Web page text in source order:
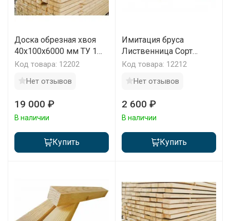
Доска обрезная хвоя
40х100х6000 мм ТУ 1
сорт 1 м3
Код товара: 12202
Нет отзывов
19 000 ₽
В наличии
Купить
Имитация бруса
Лиственница Сорт
Экстра 120х20х2000-
Код товара: 12212
Нет отзывов
2 600 ₽
В наличии
Купить